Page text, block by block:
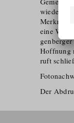
eine
Hoffnung
ruft
Der